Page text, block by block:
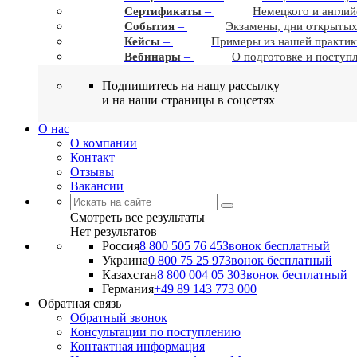
Сертификаты –
Немецкого и
События –
Экзамены, дни
Кейсы –
Примеры из нашей
Вебинары – О подготовке и
Подпишитесь на нашу рассылку
и на наши страницы в соцсетях
О нас
О компании
Контакт
Отзывы
Вакансии
Смотреть все результаты
Нет результатов
Россия8 800 505 76 45Звонок бесплатный
Украина0 800 75 25 97Звонок бесплатный
Казахстан8 800 004 05 30Звонок бесплатный
Германия+49 89 143 773 000
Обратная связь
Обратный звонок
Консультации по поступлению
Контактная информация